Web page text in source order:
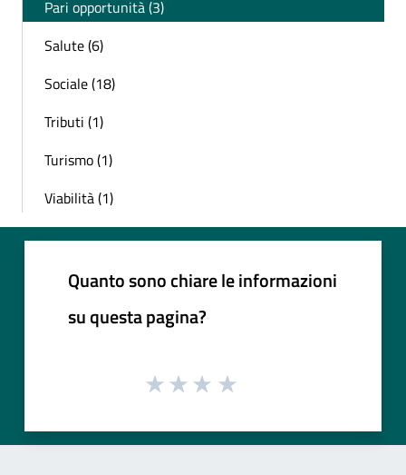
Pari opportunità (3)
Salute (6)
Sociale (18)
Tributi (1)
Turismo (1)
Viabilità (1)
Quanto sono chiare le informazioni
su questa pagina?